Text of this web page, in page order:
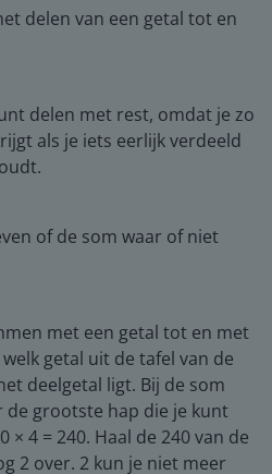
delen van een getal tot en
delen met rest, omdat je zo
als je iets eerlijk verdeeld
of de som waar of niet
met een getal tot en met
getal uit de tafel van de
deelgetal ligt. Bij de som
de grootste hap die je kunt
× 4 = 240. Haal de 240 van de
2 over. 2 kun je niet meer